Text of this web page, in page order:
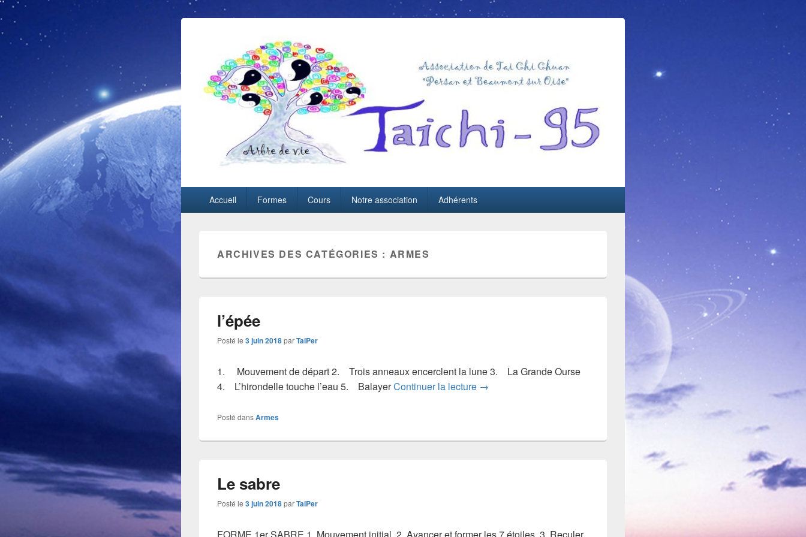
principalAccueil Formes Cours Notre association Adhérents
ARCHIVES DES CATÉGORIES : ARMES
l’épée
Posté le 3 juin 2018parTaiPer
1. Mouvement de départ 2. Trois anneaux encerclent la lune 3. La Grande Ourse
4. L’hirondelle touche l’eau 5. BalayerContinuer la lecture l’épée
→
Posté dansArmes
Le sabre
Posté le 3 juin 2018parTaiPer